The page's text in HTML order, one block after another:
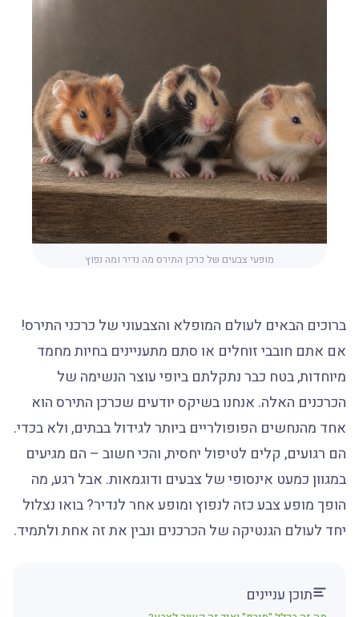
מופעי צבעים של כרכן התירס מה נדיר ומה נפוץ
ברוכים הבאים לעולם המופלא והצבעוני של כרכני התירס!
אם אתם חובבי זוחלים או סתם מתעניינים בחיות מחמד
מיוחדות, בטח כבר נתקלתם ביופי עוצר הנשימה של
הכרכנים האלה. אנחנו בשיקס יודעים שכרכן התירס הוא
אחד מהנחשים הפופולריים ביותר לגידול בבתים, ולא בכדי.
הם רגועים, קלים לטיפול יחסית, והכי חשוב – הם מגיעים
במגוון כמעט אינסופי של צבעים ודוגמאות. אבל רגע, מה
הופך מופע צבע כזה לנפוץ ומופע אחר לנדיר? בואו נצלול
יחד לעולם הגנטיקה של הכרכנים ונבין את זה אחת ולתמיד.
תוכן עניינים